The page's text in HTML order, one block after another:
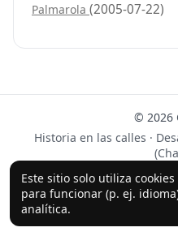
Este sitio solo utiliza
para funcionar (p. ej.
analítica.
Palmarola (2005-07-22)
© 2026
Historia en las calles ·